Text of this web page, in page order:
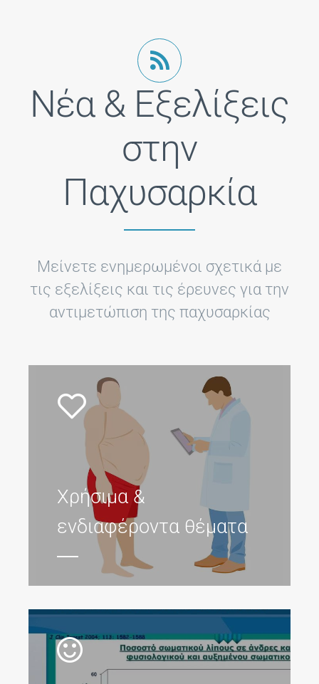
Νέα & Εξελίξεις
στην
Παχυσαρκία
Μείνετε ενημερωμένοι σχετικά με
τις εξελίξεις και τις έρευνες για την
αντιμετώπιση της παχυσαρκίας
Χρήσιμα &
ενδιαφέροντα θέματα